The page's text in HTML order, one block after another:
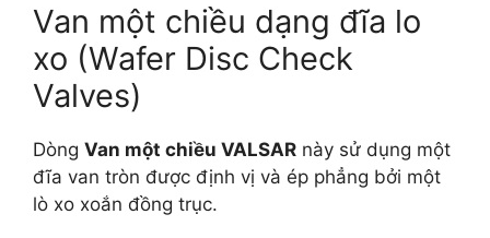
Van một chiều dạng đĩa lo
xo (Wafer Disc Check
Valves)
Dòng Van một chiều VALSAR này sử dụng một
đĩa van tròn được định vị và ép phẳng bởi một
lò xo xoắn đồng trục.